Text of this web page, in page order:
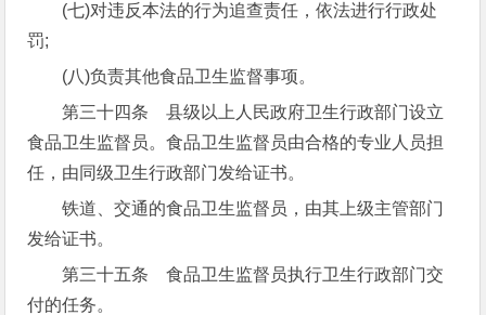
(七)对违反本法的行为追查责任，依法进行行政处
罚;
(八)负责其他食品卫生监督事项。
第三十四条 县级以上人民政府卫生行政部门设立
食品卫生监督员。食品卫生监督员由合格的专业人员担
任，由同级卫生行政部门发给证书。
铁道、交通的食品卫生监督员，由其上级主管部门
发给证书。
第三十五条 食品卫生监督员执行卫生行政部门交
付的任务。